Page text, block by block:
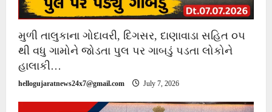
મુળી તાલુકાના ગોદાવરી, દિગસર, દાણાવાડા સહિત ૦૫
થી વધુ ગામોને જોડતા પુલ પર ગાબડું પડતા લોકોને
હાલાકી…
hellogujaratnews24x7@gmail.com July 7, 2026